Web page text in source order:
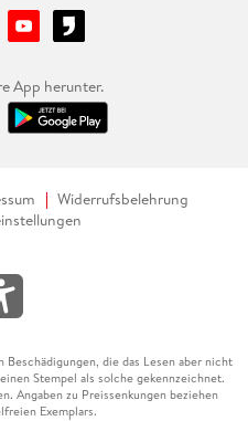
App herunter.
Widerrufsbelehrung
die das Lesen aber nicht
Stempel als solche gekennzeichnet.
Angaben zu Preissenkungen beziehen
Exemplars.